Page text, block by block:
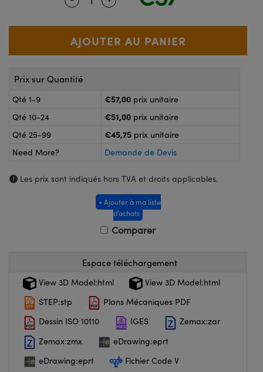
de Poche ou à Mesure Directe
: Caméras
Optiques Lightpath
Prix sur Quantité
Qté 1-9 €57,00 prix unitaire
Qté 10-24
€51,00 prix unitaire
Qté 25-99
€45,75 prix unitaire
Need More?
Demande de Devis
Les prix sont indiqués hors TVA et droits applicables.
+ Ajouter à ma liste
d’achats
Comparer
Espace téléchargement
View 3D Model:html
View 3D Model:html
STEP:stp
Plans Mécaniques PDF
Dessin ISO 10110
IGES
Zemax:zar
Zemax:zmx
eDrawing:eprt
eDrawing:eprt
Fichier Code V